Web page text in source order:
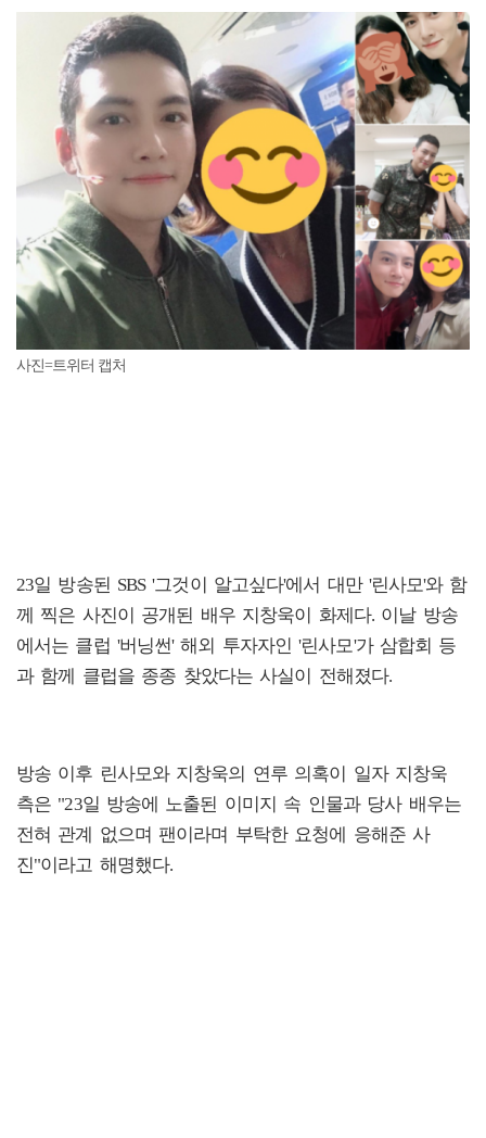
사진=트위터 캡처
23일 방송된 SBS '그것이 알고싶다'에서 대만 '린사모'와 함
께 찍은 사진이 공개된 배우 지창욱이 화제다. 이날 방송
에서는 클럽 '버닝썬' 해외 투자자인 '린사모'가 삼합회 등
과 함께 클럽을 종종 찾았다는 사실이 전해졌다.
방송 이후 린사모와 지창욱의 연루 의혹이 일자 지창욱
측은 "23일 방송에 노출된 이미지 속 인물과 당사 배우는
전혀 관계 없으며 팬이라며 부탁한 요청에 응해준 사
진"이라고 해명했다.